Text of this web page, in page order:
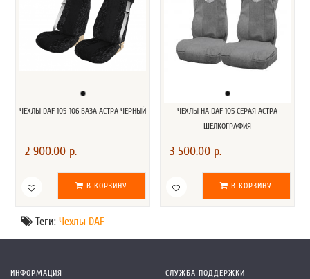
ЧЕХЛЫ DAF 105-106 БАЗА АСТРА ЧЕРНЫЙ
2 900.00 р.
В КОРЗИНУ
ЧЕХЛЫ НА DAF 105 СЕРАЯ АСТРА
ШЕЛКОГРАФИЯ
3 500.00 р.
В КОРЗИНУ
Теги: Чехлы DAF
ИНФОРМАЦИЯ СЛУЖБА ПОДДЕРЖКИ